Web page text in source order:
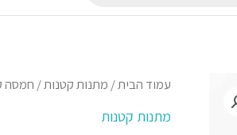
עמוד הבית/ מתנות קטנות/ חמסה
מתנות קטנות
כמות